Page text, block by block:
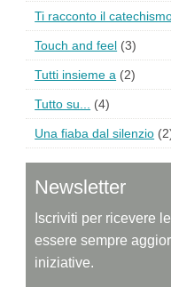
Ti racconto il
Touch and feel (3)
Tutti insieme a (2)
Tutto su... (4)
Una fiaba dal silenzio
Newsletter
Iscriviti per ricevere
essere sempre
iniziative.